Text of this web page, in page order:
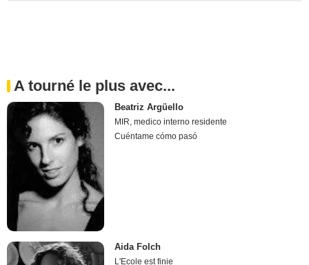
A tourné le plus avec...
Beatriz Argüello
MIR, medico interno residente
Cuéntame cómo pasó
Aida Folch
L'Ecole est finie